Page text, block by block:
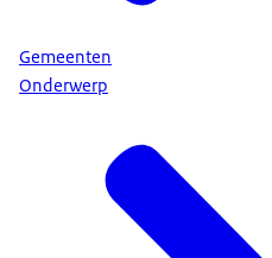
Gemeenten
Onderwerp